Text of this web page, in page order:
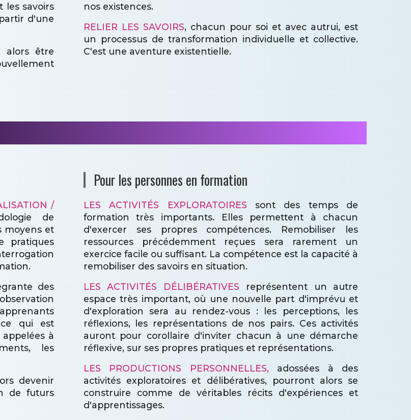
les savoirs
d'une
alors être
nos existences.
RELIER LES SAVOIRS, chacun pour soi et avec autrui, est
un processus de transformation individuelle et collective.
C'est une aventure existentielle.
/
de
moyens et
pratiques
des
qui est
à
les
devenir
de futurs
Pour les personnes en formation
LES ACTIVITÉS EXPLORATOIRES sont des temps de
formation très importants. Elles permettent à chacun
d'exercer ses propres compétences. Remobiliser les
ressources précédemment reçues sera rarement un
exercice facile ou suffisant. La compétence est la capacité à
remobiliser des savoirs en situation.
LES ACTIVITÉS DÉLIBÉRATIVES représentent un autre
espace très important, où une nouvelle part d'imprévu et
d'exploration sera au rendez-vous : les perceptions, les
réflexions, les représentations de nos pairs. Ces activités
auront pour corollaire d'inviter chacun à une démarche
réflexive, sur ses propres pratiques et représentations.
LES PRODUCTIONS PERSONNELLES,adossées à des
activités exploratoires et délibératives, pourront alors se
construire comme de véritables récits d'expériences et
d'apprentissages.